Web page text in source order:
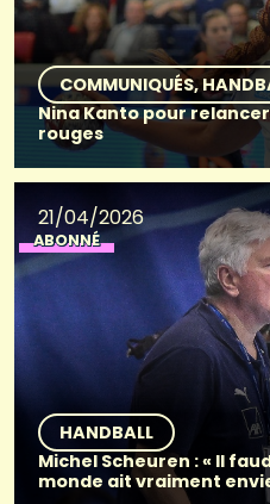
COMMUNIQUÉS
Nina Kanto pour
rouges
21/04/2026
ABONNÉ
HANDBALL
Michel Scheuren : « Il
monde ait vraiment